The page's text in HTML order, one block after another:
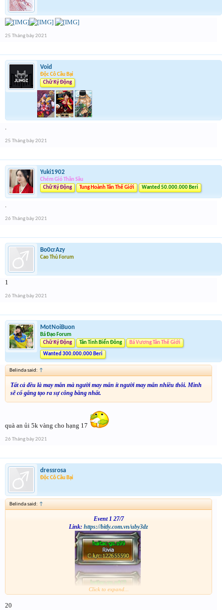
25 Tháng bảy 2021
Void
Độc Cô Cầu Bại
Chữ Ký Động
.
25 Tháng bảy 2021
Yuki1902
Chém Gió Thần Sầu
Chữ Ký Động
Tung Hoành Tân Thế Giới Wanted 50.000.000 Beri
.
26 Tháng bảy 2021
Bo0crAzy
Cao Thủ Forum
1
26 Tháng bảy 2021
MotNoiBuon
Bá Đạo Forum
Chữ Ký Động
Tân Tinh Biển Đông Bá Vương Tân Thế Giới
Wanted 300.000.000 Beri
Belinda said: ↑
Tất cả đều là may mắn mà người may mắn ít người may mắn nhiều thôi. Mình
sẽ cố gắng tạo ra sự công bằng nhất.
quà an ủi 5k vàng cho hạng 17
26 Tháng bảy 2021
dressrosa
Độc Cô Cầu Bại
Belinda said: ↑
Event 1 27/7
Link: https://bitly.com.vn/uby3dz
Click to expand...
20